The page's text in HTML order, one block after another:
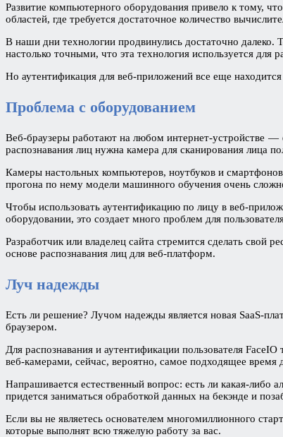
Развитие компьютерного оборудования привело к тому,
областей, где требуется достаточное количество
В наши дни технологии продвинулись достаточно
настолько точными, что эта технология используется для
Но аутентификация для веб-приложений все еще
Проблема с оборудованием
Веб-браузеры работают на любом интернет-устройстве —
распознавания лиц нужна камера для сканирования лица
Камеры настольных компьютеров, ноутбуков и
прогона по нему модели машинного обучения очень
Чтобы использовать аутентификацию по лицу в веб-
оборудовании, это создает много проблем для
Разработчик или владелец сайта стремится сделать свой
основе распознавания лиц для веб-платформ.
Луч надежды
Есть ли решение? Лучом надежды является новая SaaS-
браузером.
Для распознавания и аутентификации пользователя
веб-камерами, сейчас, вероятно, самое подходящее время
Напрашивается естественный вопрос: есть ли какая-либо
придется заниматься обработкой данных на бекэнде и
Если вы не являетесь основателем многомиллионного
которые выполнят всю тяжелую работу за вас.